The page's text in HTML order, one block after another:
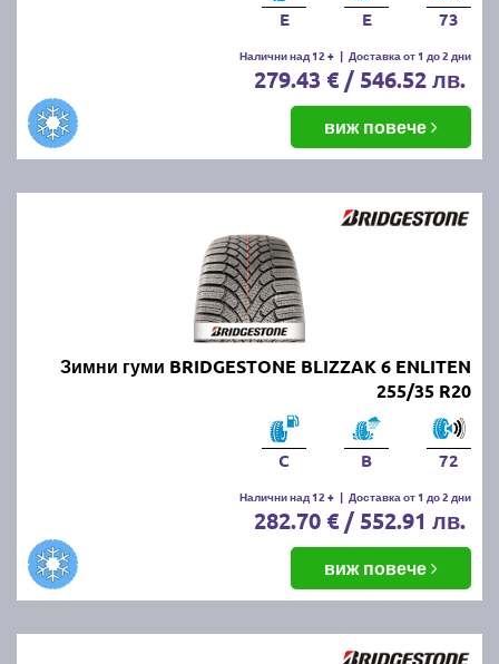
E E 73
Налични над 12 + | Доставка от 1 до 2 дни
279.43 € / 546.52 лв.
виж повече
Зимни гуми BRIDGESTONE BLIZZAK 6 ENLITEN
255/35 R20
C B 72
Налични над 12 + | Доставка от 1 до 2 дни
282.70 € / 552.91 лв.
виж повече